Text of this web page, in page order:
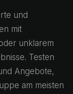
und
mit
unklarem
Testen
Angebote,
am meisten